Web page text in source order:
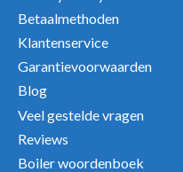
Betaalmethoden
Klantenservice
Garantievoorwaarden
Blog
Veel gestelde vragen
Reviews
Boiler woordenboek